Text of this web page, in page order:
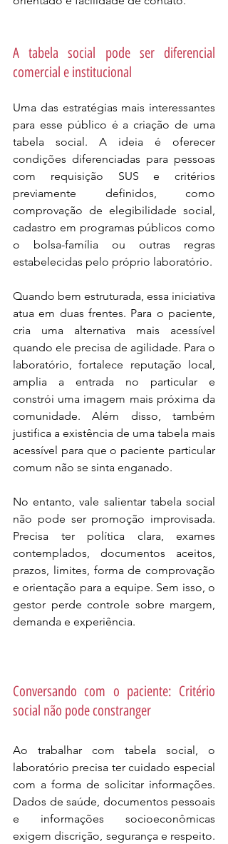
A tabela social pode ser diferencial
comercial e institucional
Uma das estratégias mais interessantes
para esse público é a criação de uma
tabela social. A ideia é oferecer
condições diferenciadas para pessoas
com requisição SUS e critérios
previamente definidos, como
comprovação de elegibilidade social,
cadastro em programas públicos como
o bolsa-família ou outras regras
estabelecidas pelo próprio laboratório.
Quando bem estruturada, essa iniciativa
atua em duas frentes. Para o paciente,
cria uma alternativa mais acessível
quando ele precisa de agilidade. Para o
laboratório, fortalece reputação local,
amplia a entrada no particular e
constrói uma imagem mais próxima da
comunidade. Além disso, também
justifica a existência de uma tabela mais
acessível para que o paciente particular
comum não se sinta enganado.
No entanto, vale salientar tabela social
não pode ser promoção improvisada.
Precisa ter política clara, exames
contemplados, documentos aceitos,
prazos, limites, forma de comprovação
e orientação para a equipe. Sem isso, o
gestor perde controle sobre margem,
demanda e experiência.
Conversando com o paciente: Critério
social não pode constranger
Ao trabalhar com tabela social, o
laboratório precisa ter cuidado especial
com a forma de solicitar informações.
Dados de saúde, documentos pessoais
e informações socioeconômicas
exigem discrição, segurança e respeito.